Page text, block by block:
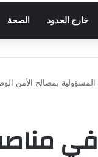
خارج الحدود الصحة
بمصالح الأمن
في